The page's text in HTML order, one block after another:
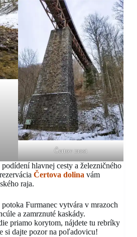
Čertov most
hlavnej cesty a železničného
Čertova dolina vám
raja.
Furmanec vytvára v mrazoch
a zamrznuté kaskády.
priamo korytom, nájdete tu rebríky
si dajte pozor na poľadovicu!